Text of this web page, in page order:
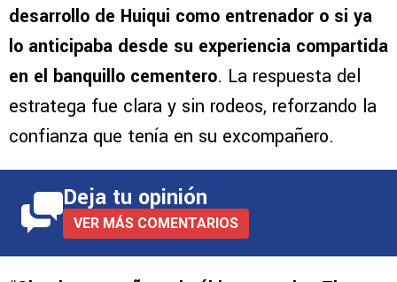
desarrollo de Huiqui como entrenador o si ya
lo anticipaba desde su experiencia compartida
en el banquillo cementero. La respuesta del
estratega fue clara y sin rodeos, reforzando la
confianza que tenía en su excompañero.
Deja tu opinión
VER MÁS COMENTARIOS